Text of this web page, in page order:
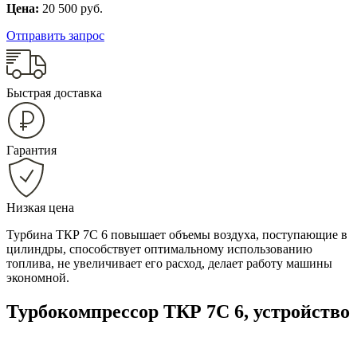
Цена: 20 500 руб.
Отправить запрос
Быстрая доставка
Гарантия
Низкая цена
Турбина ТКР 7С 6 повышает объемы воздуха, поступающие в
цилиндры, способствует оптимальному использованию
топлива, не увеличивает его расход, делает работу машины
экономной.
Турбокомпрессор ТКР 7С 6, устройство